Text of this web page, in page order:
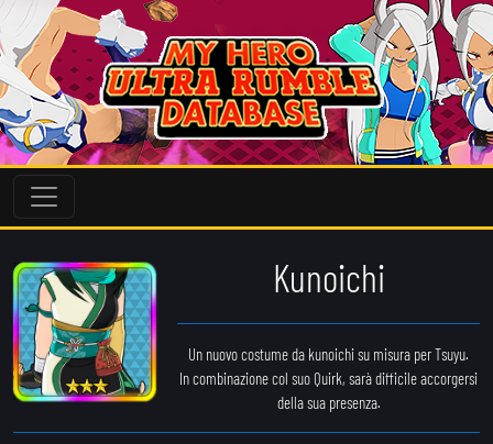
Kunoichi
Un nuovo costume da kunoichi su misura per Tsuyu.
In combinazione col suo Quirk, sarà difficile accorgersi
della sua presenza.